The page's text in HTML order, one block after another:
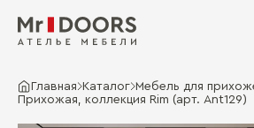
Главная Каталог Мебель для
Прихожая, коллекция Rim (арт. Ant129)